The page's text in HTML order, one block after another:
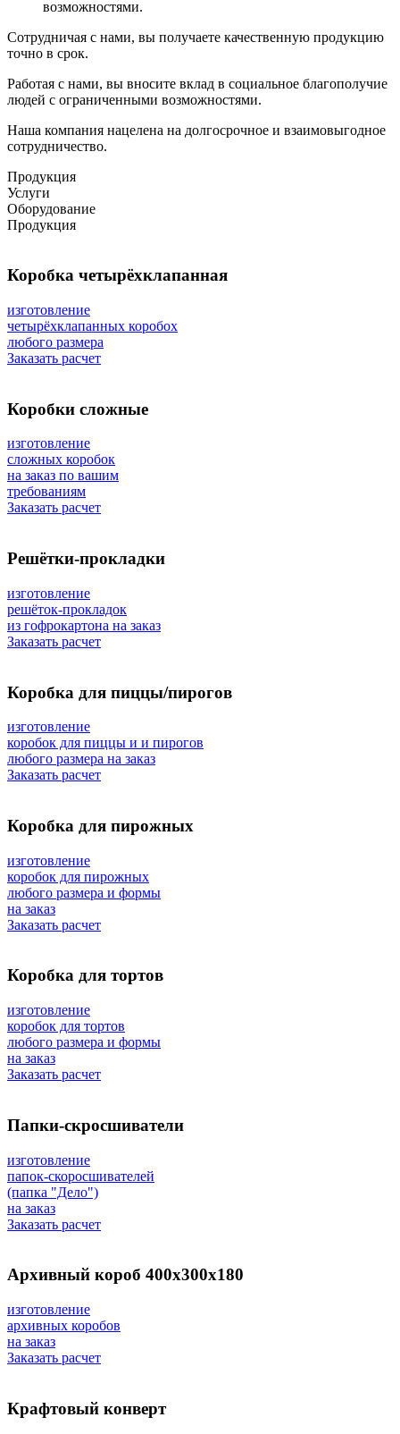
возможностями.
Сотрудничая с нами, вы получаете качественную продукцию
точно в срок.
Работая с нами, вы вносите вклад в социальное благополучие
людей с ограниченными возможностями.
Наша компания нацелена на долгосрочное и взаимовыгодное
сотрудничество.
Продукция
Услуги
Оборудование
Продукция
Коробка четырёхклапанная
изготовление
четырёхклапанных коробох
любого размера
Заказать расчет
Коробки сложные
изготовление
сложных коробок
на заказ по вашим
требованиям
Заказать расчет
Решётки-прокладки
изготовление
решёток-прокладок
из гофрокартона на заказ
Заказать расчет
Коробка для пиццы/пирогов
изготовление
коробок для пиццы и и пирогов
любого размера на заказ
Заказать расчет
Коробка для пирожных
изготовление
коробок для пирожных
любого размера и формы
на заказ
Заказать расчет
Коробка для тортов
изготовление
коробок для тортов
любого размера и формы
на заказ
Заказать расчет
Папки-скросшиватели
изготовление
папок-скоросшивателей
(папка "Дело")
на заказ
Заказать расчет
Архивный короб 400x300x180
изготовление
архивных коробов
на заказ
Заказать расчет
Крафтовый конверт